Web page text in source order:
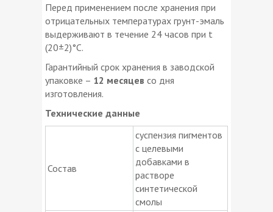
Перед применением после хранения при
отрицательных температурах грунт-эмаль
выдерживают в течение 24 часов при t
(20±2)°С.
Гарантийный срок хранения в заводской
упаковке – 12 месяцев со дня
изготовления.
Технические данные
Состав
суспензия пигментов
с целевыми
добавками в
растворе
синтетической
смолы